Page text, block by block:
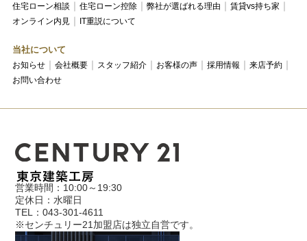
住宅ローン相談 住宅ローン控除 弊社が選ばれる理由
賃貸vs持ち家
オンライン内見
IT重説について
当社について
お知らせ 会社概要 スタッフ紹介 お客様の声 採用情報
来店予約
お問い合わせ
営業時間：10:00～19:30
定休日：水曜日
TEL：043-301-4611
※センチュリー21加盟店は独立自営です。